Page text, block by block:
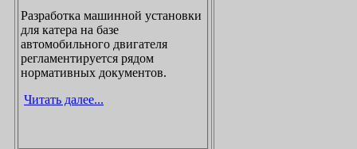
Разработка машинной установки
для катера на базе
автомобильного двигателя
регламентируется рядом
нормативных документов.
Читать далее...